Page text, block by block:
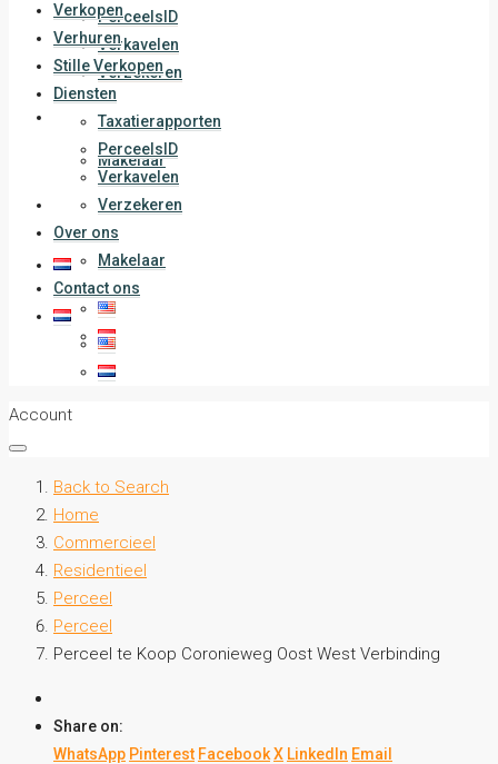
PerceelsID
Verkavelen
Verzekeren
Over ons
Makelaar
Contact ons
Verkopen
Verhuren
Stille Verkopen
Diensten
Taxatierapporten
PerceelsID
Verkavelen
Verzekeren
Over ons
Makelaar
Contact ons
Account
Back to Search
Home
Commercieel
Residentieel
Perceel
Perceel
Perceel te Koop Coronieweg Oost West Verbinding
Share on:
WhatsApp Pinterest FacebookX LinkedIn Email